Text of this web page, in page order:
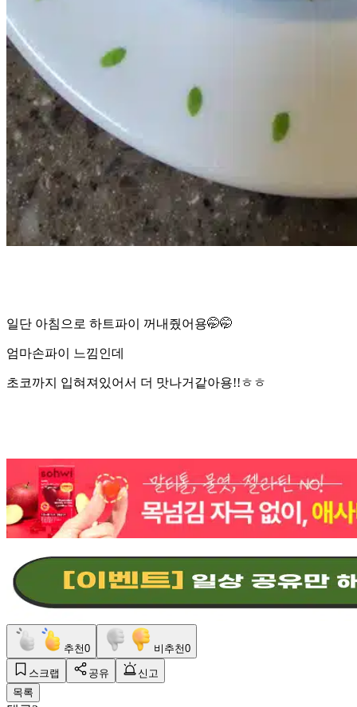
일단 아침으로 하트파이 꺼내줬어용🤭🤭
엄마손파이 느낌인데
초코까지 입혀져있어서 더 맛나거같아용!!ㅎㅎ
추천0 비추천0
스크랩 공유
신고
목록